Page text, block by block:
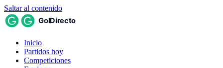
Saltar al contenido
Inicio
Partidos hoy
Competiciones